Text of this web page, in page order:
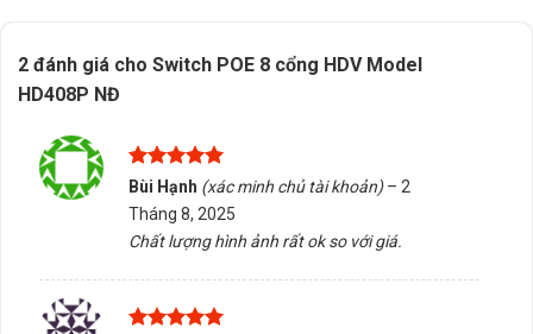
Thiết kế gọn nhẹ, dễ lắp đặt.
hình phức tạp.
Tấn Phát AD sẵn sàng tư vấn chọn đúng sản phẩm, hỗ
trợ kiểm tra tương thích và giao hàng/tư vấn tại Buôn
Ma Thuột, Đắk Lắk. Liên hệ để được hỗ trợ chi tiết về
nhu cầu sử dụng và đảm bảo lựa chọn phù hợp nhất.
2 đánh giá cho Switch POE 8 cổng HDV Model
HD408P NĐ
Được xếp
hạng 55
sao
Bùi Hạnh (xác minh chủ tài khoản) – 2
Tháng 8, 2025
Chất lượng hình ảnh rất ok so với giá.